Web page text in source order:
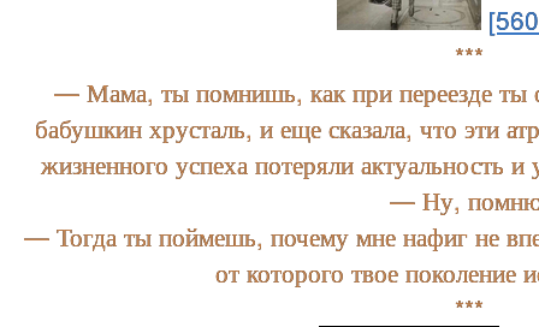
***
— Мама, ты помнишь, как при переезде ты
бабушкин хрусталь, и еще сказала, что эти
жизненного успеха потеряли актуальность
— Ну,
— Тогда ты поймешь, почему мне нафиг не
от которого твое поколение
***